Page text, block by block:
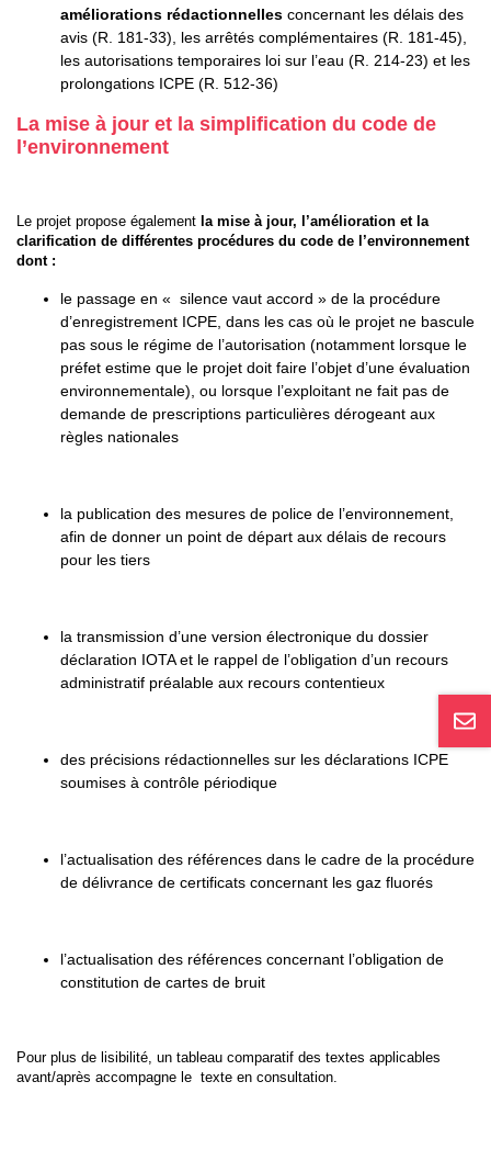
améliorations rédactionnelles concernant les délais des
avis (R. 181-33), les arrêtés complémentaires (R. 181-45),
les autorisations temporaires loi sur l’eau (R. 214-23) et les
prolongations ICPE (R. 512-36)
La mise à jour et la simplification du code de
l’environnement
Le projet propose également la mise à jour, l’amélioration et la
clarification de différentes procédures du code de l’environnement
dont :
le passage en « silence vaut accord » de la procédure
d’enregistrement ICPE, dans les cas où le projet ne bascule
pas sous le régime de l’autorisation (notamment lorsque le
préfet estime que le projet doit faire l’objet d’une évaluation
environnementale), ou lorsque l’exploitant ne fait pas de
demande de prescriptions particulières dérogeant aux
règles nationales
la publication des mesures de police de l’environnement,
afin de donner un point de départ aux délais de recours
pour les tiers
la transmission d’une version électronique du dossier
déclaration IOTA et le rappel de l’obligation d’un recours
administratif préalable aux recours contentieux
des précisions rédactionnelles sur les déclarations ICPE
soumises à contrôle périodique
l’actualisation des références dans le cadre de la procédure
de délivrance de certificats concernant les gaz fluorés
l’actualisation des références concernant l’obligation de
constitution de cartes de bruit
Pour plus de lisibilité, un tableau comparatif des textes applicables
avant/après accompagne le texte en consultation.